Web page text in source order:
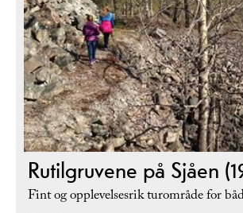
Rutilgruvene på Sjåen
Fint og opplevelsesrik turområde for